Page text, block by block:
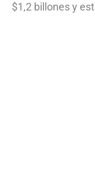
$1,2 billones y